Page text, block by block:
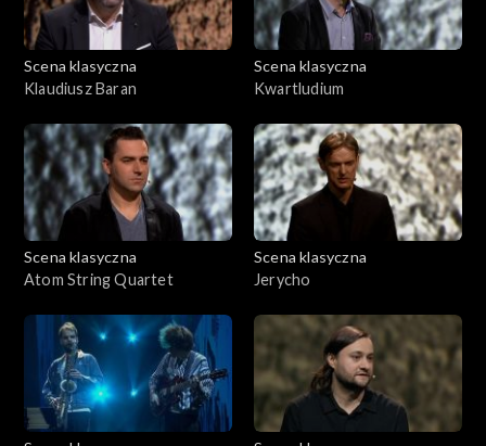
Scena klasyczna
Klaudiusz Baran
Scena klasyczna
Kwartludium
Scena klasyczna
Atom String Quartet
Scena klasyczna
Jerycho